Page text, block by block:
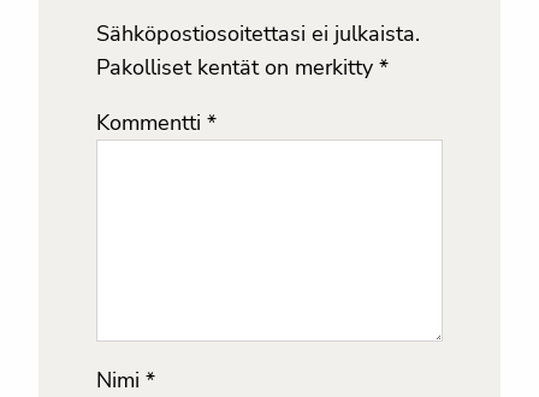
Sähköpostiosoitettasi ei julkaista.
Pakolliset kentät on merkitty *
Kommentti *
Nimi *